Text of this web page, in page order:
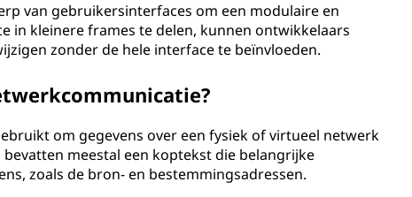
van gebruikersinterfaces om een ​​modulaire en
in kleinere frames te delen, kunnen ontwikkelaars
zonder de hele interface te beïnvloeden.
om gegevens over een fysiek of virtueel netwerk
meestal een koptekst die belangrijke
zoals de bron- en bestemmingsadressen.